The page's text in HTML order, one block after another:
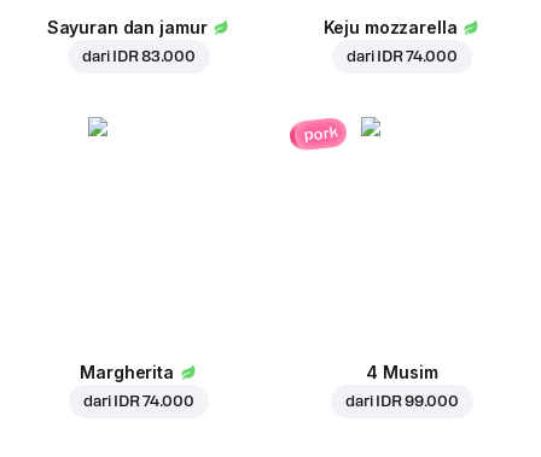
Sayuran dan jamur
dari IDR 83.000
Keju mozzarella
dari IDR 74.000
Margherita
dari IDR 74.000
pork
4 Musim
dari IDR 99.000